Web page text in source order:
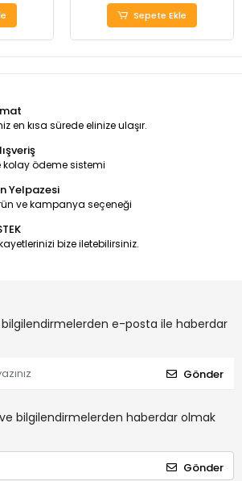
Sepete Ekle
en kısa sürede elinize ulaşır.
kolay ödeme sistemi
Yelpazesi
ve kampanya seçeneği
bize iletebilirsiniz.
e-posta ile haberdar
Gönder
bilgilendirmelerden haberdar olmak
Gönder